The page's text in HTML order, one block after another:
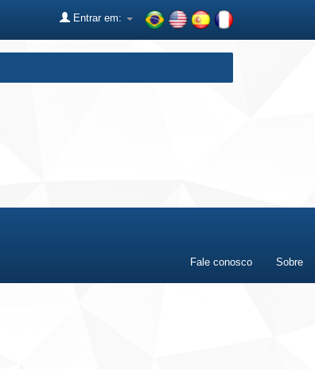
Entrar em:
Fale conosco Sobre